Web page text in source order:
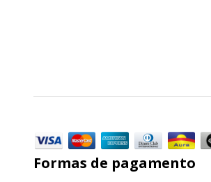
Formas de pagamento